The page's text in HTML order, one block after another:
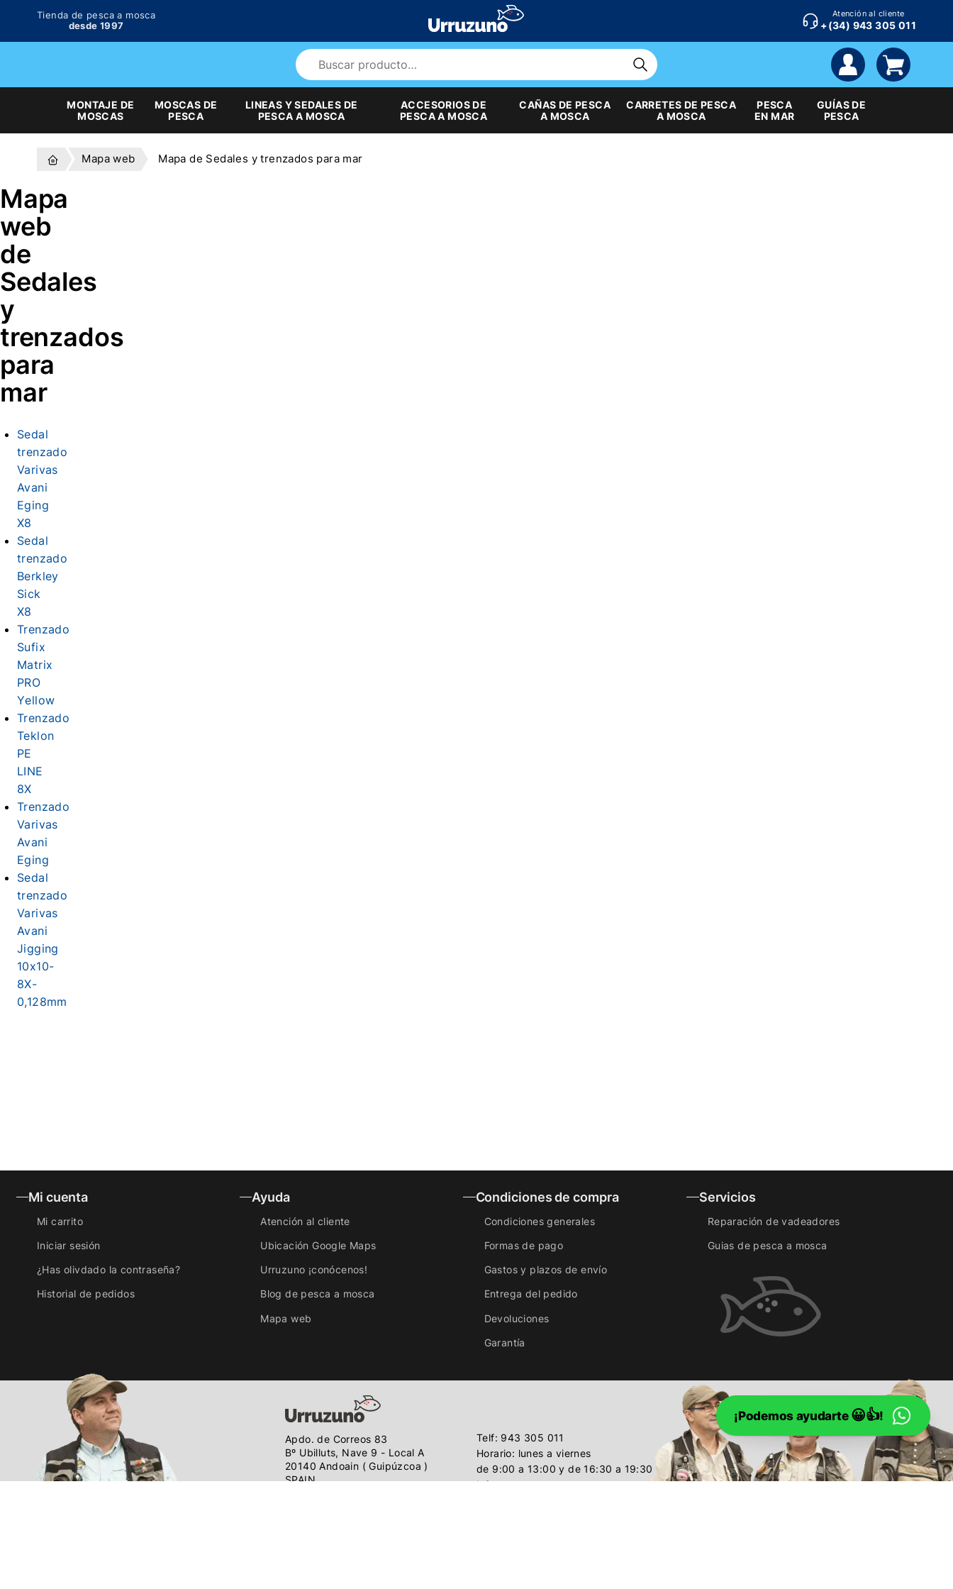
Tienda de pesca a mosca
desde 1997
Atención al cliente
+(34) 943 305 011
cuenta carrito
¡Podemos ayudarte 😀👍!
MONTAJE DE
MOSCAS
MOSCAS DE
PESCA
LINEAS Y SEDALES DE
PESCA A MOSCA
ACCESORIOS DE
PESCA A MOSCA
CAÑAS DE PESCA
A MOSCA
CARRETES DE PESCA
A MOSCA
PESCA
EN MAR
GUÍAS DE
PESCA
Mapa web Mapa de Sedales y trenzados para mar
Mapa
web
de
Sedales
y
trenzados
para
mar
Sedal
trenzado
Varivas
Avani
Eging
X8
Sedal
trenzado
Berkley
Sick
X8
Trenzado
Sufix
Matrix
PRO
Yellow
Trenzado
Teklon
PE
LINE
8X
Trenzado
Varivas
Avani
Eging
Sedal
trenzado
Varivas
Avani
Jigging
10x10-
8X-
0,128mm
Mi cuenta
Mi carrito
Iniciar sesión
¿Has olivdado la contraseña?
Historial de pedidos
Ayuda
Atención al cliente
Ubicación Google Maps
Urruzuno ¡conócenos!
Blog de pesca a mosca
Mapa web
Condiciones de compra
Condiciones generales
Formas de pago
Gastos y plazos de envío
Entrega del pedido
Devoluciones
Garantía
Servicios
Reparación de vadeadores
Guias de pesca a mosca
Apdo. de Correos 83
Bº Ubilluts, Nave 9 - Local A
20140 Andoain ( Guipúzcoa )
SPAIN
Telf: 943 305 011
Horario: lunes a viernes
de 9:00 a 13:00 y de 16:30 a 19:30
info@urruzuno.com